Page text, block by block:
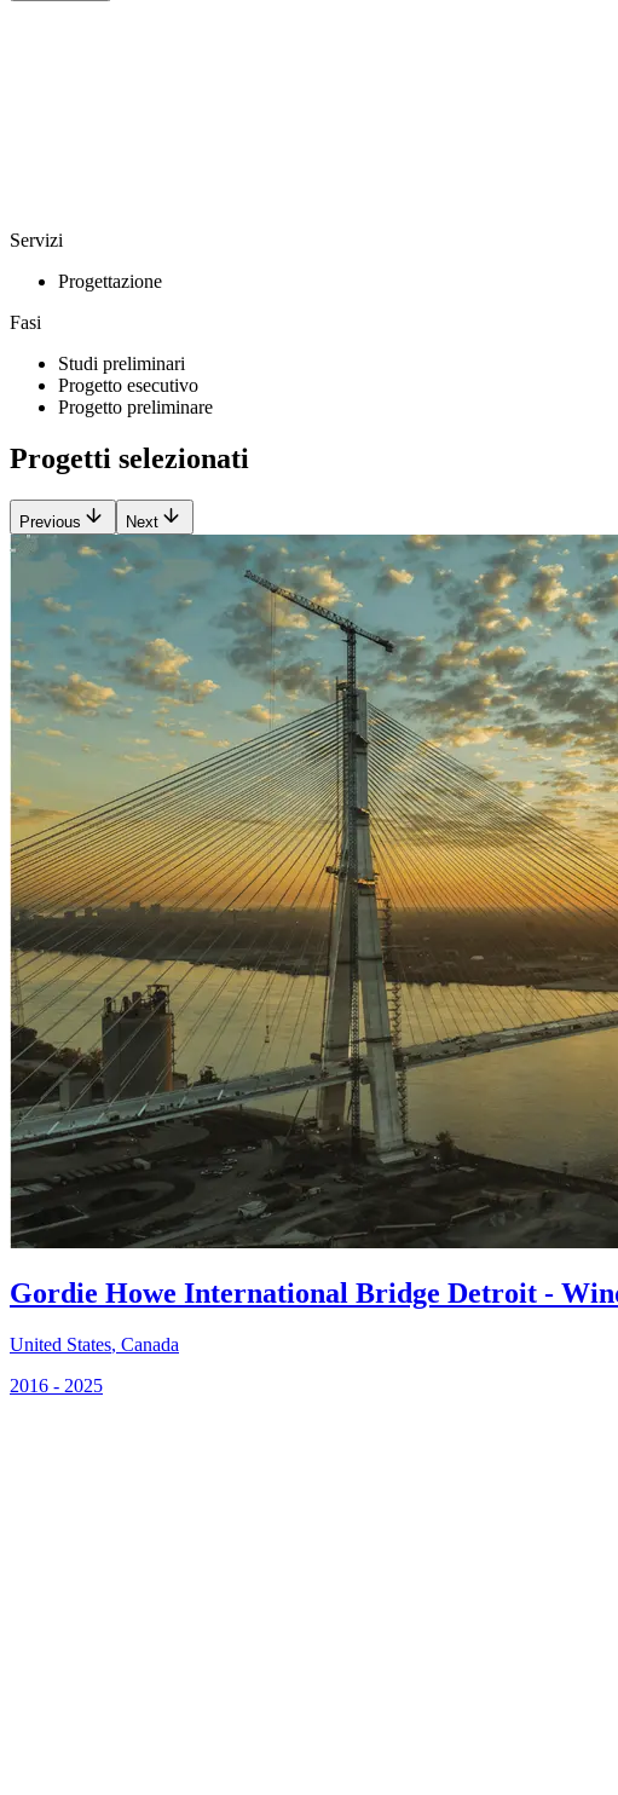
Servizi
Progettazione
Fasi
Studi preliminari
Progetto esecutivo
Progetto preliminare
Progetti selezionati
Previous Next
Gordie Howe International Bridge Detroit -
United States, Canada
2016 - 2025